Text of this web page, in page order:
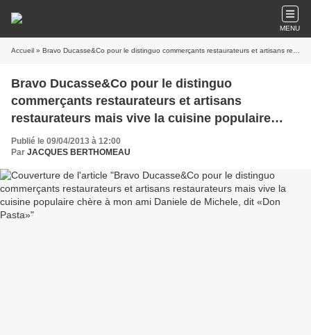
MENU
Accueil » Bravo Ducasse&Co pour le distinguo commerçants restaurateurs et artisans restaurateurs mais vive la cuisine populaire chère à mon ami Daniele de Michele, dit «Don Pasta»
Bravo Ducasse&Co pour le distinguo
commerçants restaurateurs et artisans
restaurateurs mais vive la cuisine populaire
chère à mon ami Daniele de Michele, dit «Don
Pasta»
Publié le 09/04/2013 à 12:00
Par JACQUES BERTHOMEAU